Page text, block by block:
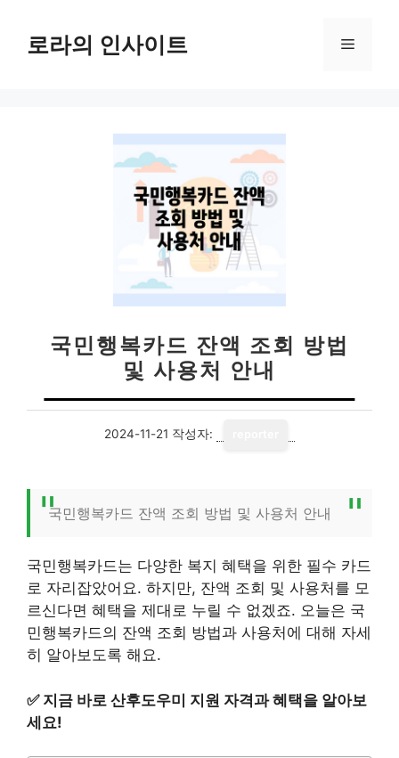
로라의 인사이트 메
국민행복카드 잔액 조회 방법
및 사용처 안내
2024-11-21 작성자:
국민행복카드 잔액 조회 방법 및 사용처 안내
국민행복카드는 다양한 복지 혜택을 위한 필수 카드
로 자리잡았어요. 하지만, 잔액 조회 및 사용처를 모
르신다면 혜택을 제대로 누릴 수 없겠죠. 오늘은 국
민행복카드의 잔액 조회 방법과 사용처에 대해 자세
히 알아보도록 해요.
✅ 지금 바로 산후도우미 지원 자격과 혜택을 알아보
세요!